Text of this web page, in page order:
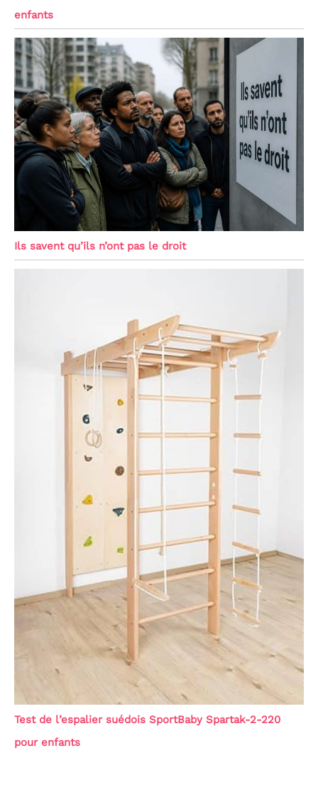
enfants
Ils savent qu’ils n’ont pas le droit
Test de l’espalier suédois SportBaby Spartak-2-220
pour enfants